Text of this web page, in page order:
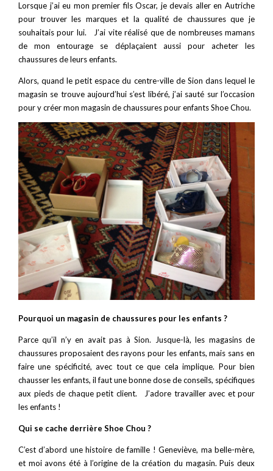
Lorsque j’ai eu mon premier fils Oscar, je devais aller en Autriche
pour trouver les marques et la qualité de chaussures que je
souhaitais pour lui. J’ai vite réalisé que de nombreuses mamans
de mon entourage se déplaçaient aussi pour acheter les
chaussures de leurs enfants.
Alors, quand le petit espace du centre-ville de Sion dans lequel le
magasin se trouve aujourd’hui s’est libéré, j’ai sauté sur l’occasion
pour y créer mon magasin de chaussures pour enfants Shoe Chou.
Pourquoi un magasin de chaussures pour les enfants ?
Parce qu’il n’y en avait pas à Sion. Jusque-là, les magasins de
chaussures proposaient des rayons pour les enfants, mais sans en
faire une spécificité, avec tout ce que cela implique. Pour bien
chausser les enfants, il faut une bonne dose de conseils, spécifiques
aux pieds de chaque petit client. J’adore travailler avec et pour
les enfants !
Qui se cache derrière Shoe Chou ?
C’est d’abord une histoire de famille ! Geneviève, ma belle-mère,
et moi avons été à l’origine de la création du magasin. Puis deux